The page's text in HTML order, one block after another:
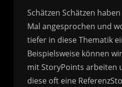
Schätzen Schätzen
Mal angesprochen und
tiefer in diese Thematik
Beispielsweise können
mit StoryPoints arbeiten
diese oft eine